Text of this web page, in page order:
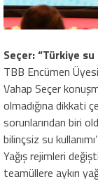
Seçer: “Türkiye
TBB Encümen
Vahap Seçer
olmadığına dikkati
sorunlarından biri
bilinçsiz su
Yağış rejimleri
teamüllere aykırı